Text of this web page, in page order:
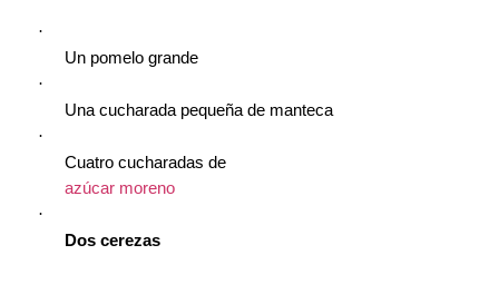
·
Un pomelo grande
·
Una cucharada pequeña de manteca
·
Cuatro cucharadas de
azúcar moreno
·
Dos cerezas